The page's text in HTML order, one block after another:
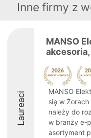
Inne firmy z
Laureaci
MANSO
MANSO
się w
należy do
w branży e-
asortyment